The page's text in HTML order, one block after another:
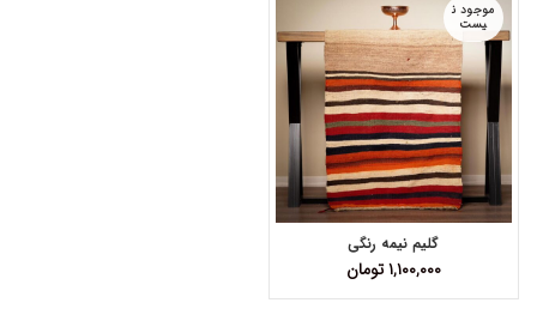
موجود ن
یست
گلیم نیمه رنگی
۱,۱۰۰,۰۰۰تومان